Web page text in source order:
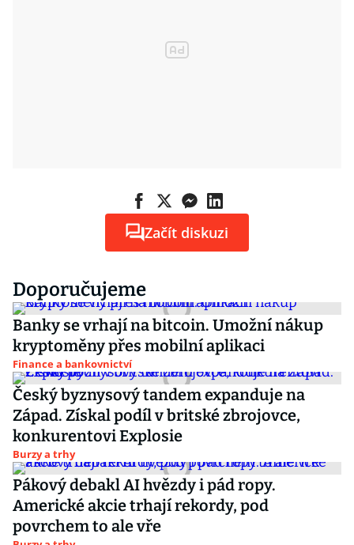
Začít diskuzi
Doporučujeme
Banky se vrhají na bitcoin. Umožní nákup
kryptoměny přes mobilní aplikaci
Finance a bankovnictví
Český byznysový tandem expanduje na
Západ. Získal podíl v britské zbrojovce,
konkurentovi Explosie
Burzy a trhy
Pákový debakl AI hvězdy i pád ropy.
Americké akcie trhají rekordy, pod
povrchem to ale vře